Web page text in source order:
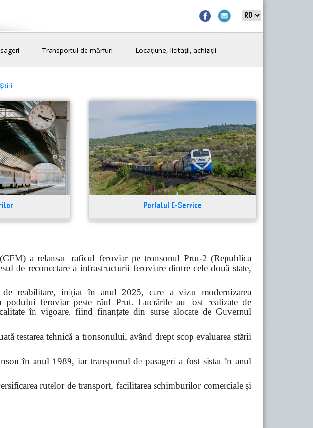
Transportul de mărfuri Locațiune, licitații, achiziții
Portalul E-Service
a relansat traficul feroviar pe tronsonul Prut-2 (Republica
de reconectare a infrastructurii feroviare dintre cele două state,
reabilitare, inițiat în anul 2025, care a vizat modernizarea
podului feroviar peste râul Prut. Lucrările au fost realizate de
în vigoare, fiind finanțate din surse alocate de Guvernul
testarea tehnică a tronsonului, având drept scop evaluarea stării
în anul 1989, iar transportul de pasageri a fost sistat în anul
rutelor de transport, facilitarea schimburilor comerciale și